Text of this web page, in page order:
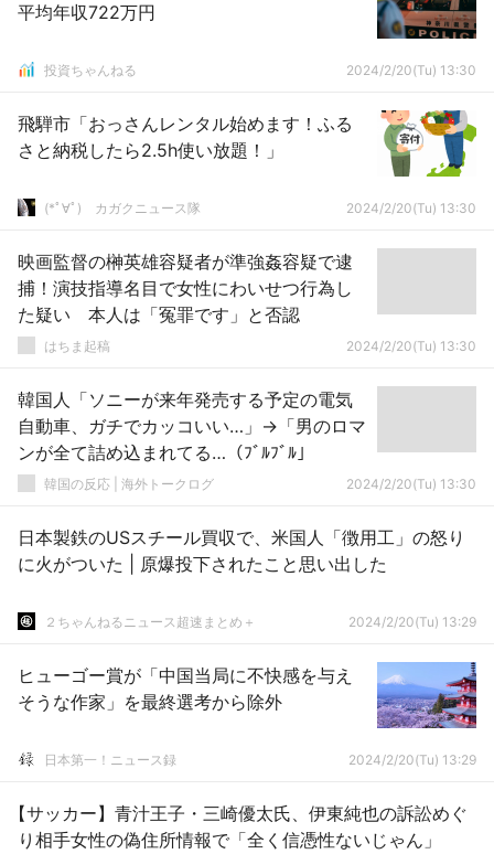
平均年収722万円
投資ちゃんねる 2024/2/20(Tu) 13:30
飛騨市「おっさんレンタル始めます！ふる
さと納税したら2.5h使い放題！」
(*ﾟ∀ﾟ)ゞカガクニュース隊 2024/2/20(Tu) 13:30
映画監督の榊英雄容疑者が準強姦容疑で逮
捕！演技指導名目で女性にわいせつ行為し
た疑い 本人は「冤罪です」と否認
はちま起稿 2024/2/20(Tu) 13:30
韓国人「ソニーが来年発売する予定の電気
自動車、ガチでカッコいい…」→「男のロマ
ンが全て詰め込まれてる…（ﾌﾞﾙﾌﾞﾙ」
韓国の反応 | 海外トークログ 2024/2/20(Tu) 13:30
日本製鉄のUSスチール買収で、米国人「徴用工」の怒り
に火がついた | 原爆投下されたこと思い出した
２ちゃんねるニュース超速まとめ＋ 2024/2/20(Tu) 13:29
ヒューゴー賞が「中国当局に不快感を与え
そうな作家」を最終選考から除外
日本第一！ニュース録 2024/2/20(Tu) 13:29
【サッカー】青汁王子・三崎優太氏、伊東純也の訴訟めぐ
り相手女性の偽住所情報で「全く信憑性ないじゃん」